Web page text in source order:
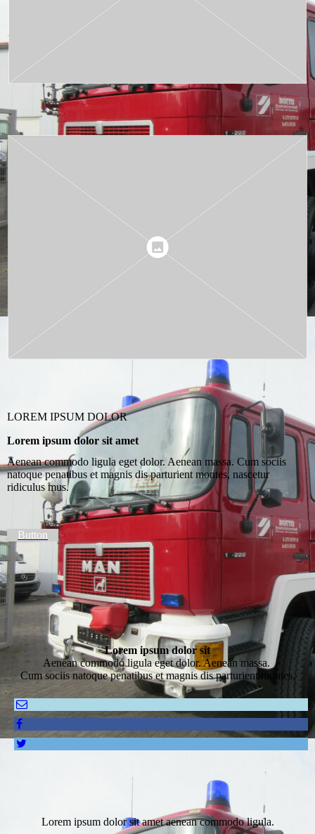
LOREM IPSUM DOLOR
Lorem ipsum dolor sit amet
Aenean commodo ligula eget dolor. Aenean massa. Cum sociis
natoque penatibus et magnis dis parturient montes, nascetur
ridiculus mus.
Button
Lorem ipsum dolor sit
Aenean commodo ligula eget dolor. Aenean massa.
Cum sociis natoque penatibus et magnis dis parturient montes.
Lorem ipsum dolor sit amet aenean commodo ligula.